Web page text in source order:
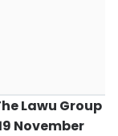
Lawu Group
November